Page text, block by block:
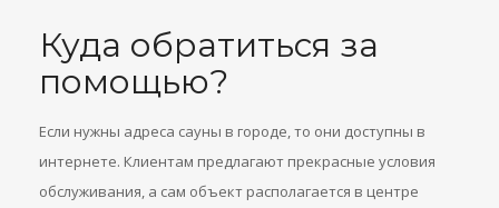
Куда обратиться за
помощью?
Если нужны адреса сауны в городе, то они доступны в
интернете. Клиентам предлагают прекрасные условия
обслуживания, а сам объект располагается в центре